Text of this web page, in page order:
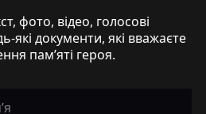
фото, відео, голосові
які документи, які вважаєте
памʼяті героя.